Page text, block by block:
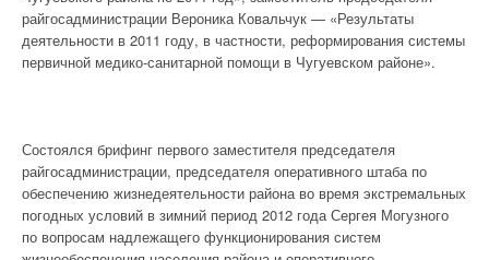
райгосадминистрации Вероника Ковальчук — «Результаты
деятельности в 2011 году, в частности, реформирования системы
первичной медико-санитарной помощи в Чугуевском районе».
Состоялся брифинг первого заместителя председателя
райгосадминистрации, председателя оперативного штаба по
обеспечению жизнедеятельности района во время экстремальных
погодных условий в зимний период 2012 года Сергея Могузного
по вопросам надлежащего функционирования систем